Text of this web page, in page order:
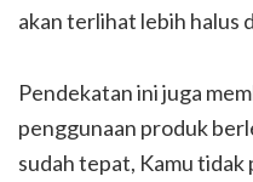
akan terlihat lebih halus
Pendekatan ini juga
penggunaan produk
sudah tepat, Kamu